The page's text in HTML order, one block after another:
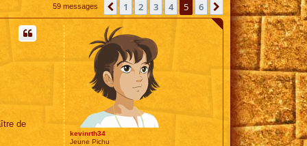
59 messages Précédente
1 2 3 4 5 6 Suivante
kevinrth34
Jeune Pichu
de